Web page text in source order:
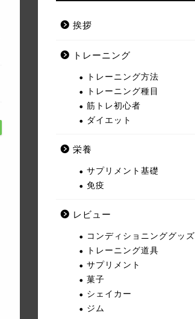
挨拶
トレーニング
トレーニング方法
トレーニング種目
筋トレ初心者
ダイエット
栄養
サプリメント基礎
免疫
レビュー
コンディショニンググッズ
トレーニング道具
サプリメント
菓子
シェイカー
ジム